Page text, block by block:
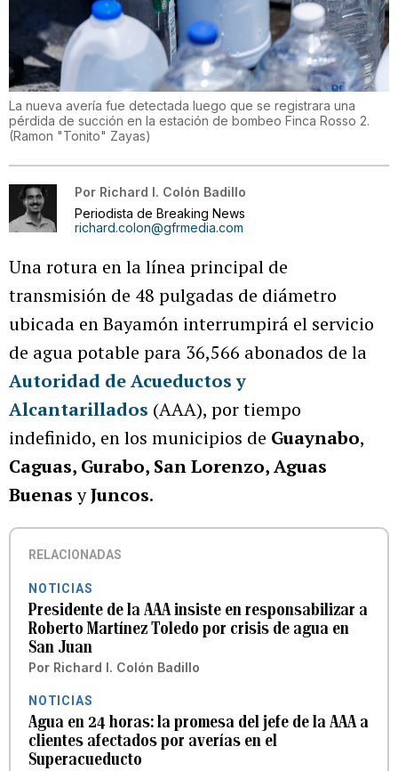
La nueva avería fue detectada luego que se registrara una
pérdida de succión en la estación de bombeo Finca Rosso 2.
(Ramon "Tonito" Zayas)
Por Richard I. Colón Badillo
Periodista de Breaking News
richard.colon@gfrmedia.com
Una rotura en la línea principal de
transmisión de 48 pulgadas de diámetro
ubicada en Bayamón interrumpirá el servicio
de agua potable para 36,566 abonados de la
Autoridad de Acueductos y
Alcantarillados (AAA), por tiempo
indefinido, en los municipios de Guaynabo,
Caguas, Gurabo, San Lorenzo, Aguas
BuenasyJuncos.
RELACIONADAS
NOTICIAS
Presidente de la AAA insiste en responsabilizar a
Roberto Martínez Toledo por crisis de agua en
San Juan
Por Richard I. Colón Badillo
NOTICIAS
Agua en 24 horas: la promesa del jefe de la AAA a
clientes afectados por averías en el
Superacueducto